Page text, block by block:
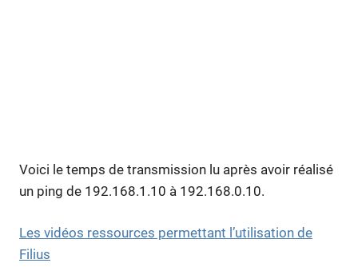
Voici le temps de transmission lu après avoir réalisé
un ping de 192.168.1.10 à 192.168.0.10.
Les vidéos ressources permettant l’utilisation de
Filius